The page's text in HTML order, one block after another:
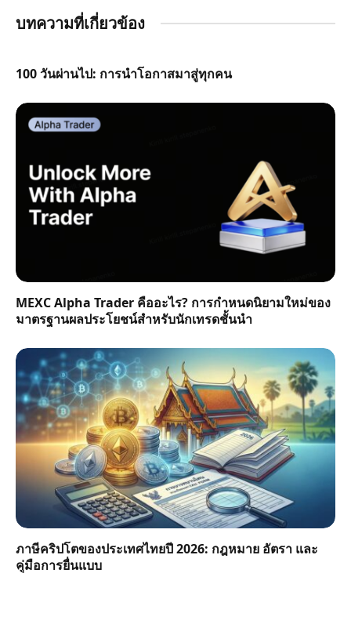
บทความที่เกี่ยวข้อง
100 วันผ่านไป: การนำโอกาสมาสู่ทุกคน
MEXC Alpha Trader คืออะไร? การกำหนดนิยามใหม่ของ
มาตรฐานผลประโยชน์สำหรับนักเทรดชั้นนำ
ภาษีคริปโตของประเทศไทยปี 2026: กฎหมาย อัตรา และ
คู่มือการยื่นแบบ